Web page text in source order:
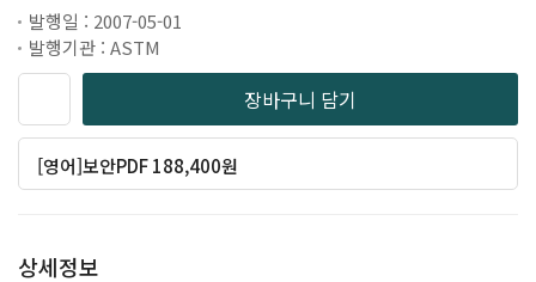
발행일 : 2007-05-01
발행기관 : ASTM
장바구니 담기
[영어]보안PDF 188,400원
상세정보